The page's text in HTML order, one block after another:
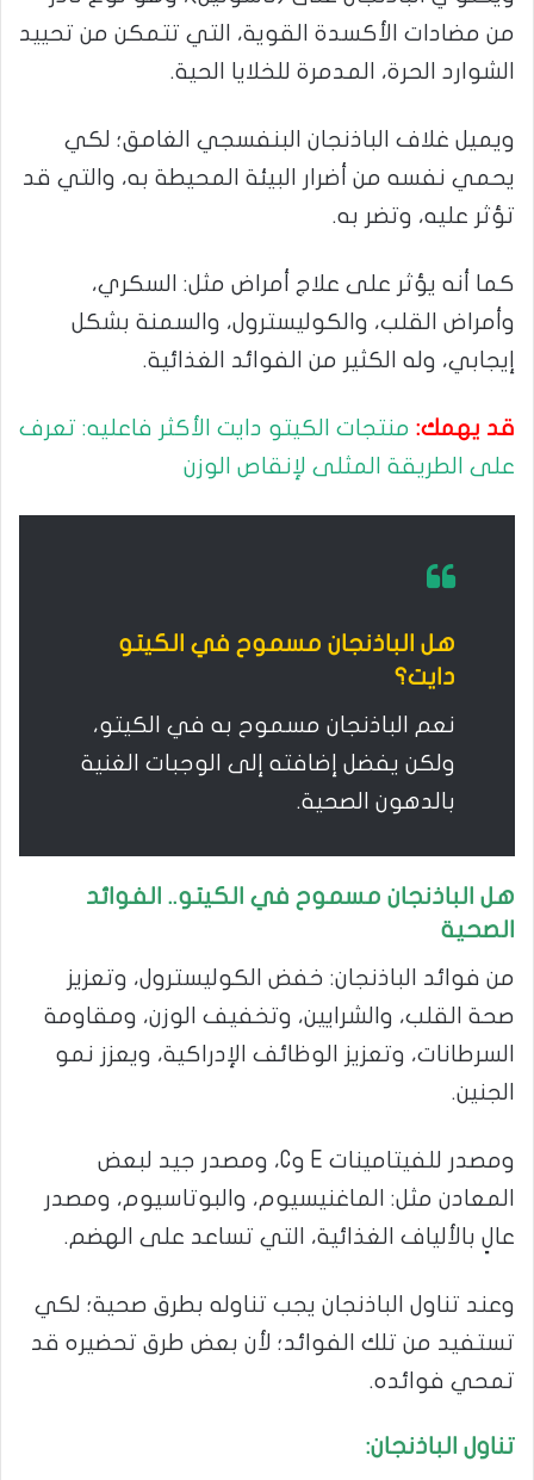
من مضادات الأكسدة القوية، التي تتمكن من تحييد
الشوارد الحرة، المدمرة للخلايا الحية.
ويميل غلاف الباذنجان البنفسجي الغامق؛ لكي
يحمي نفسه من أضرار البيئة المحيطة به، والتي قد
تؤثر عليه، وتضر به.
كما أنه يؤثر على علاج أمراض مثل: السكري،
وأمراض القلب، والكوليسترول، والسمنة بشكل
إيجابي، وله الكثير من الفوائد الغذائية.
قد يهمك: منتجات الكيتو دايت الأكثر فاعليه: تعرف
على الطريقة المثلى لإنقاص الوزن
هل الباذنجان مسموح في الكيتو
دايت؟
نعم الباذنجان مسموح به في الكيتو،
ولكن يفضل إضافته إلى الوجبات الغنية
بالدهون الصحية.
هل الباذنجان مسموح في الكيتو.. الفوائد
الصحية
من فوائد الباذنجان: خفض الكوليسترول، وتعزيز
صحة القلب، والشرايين، وتخفيف الوزن، ومقاومة
السرطانات، وتعزيز الوظائف الإدراكية، ويعزز نمو
الجنين.
ومصدر للفيتامينات E وC، ومصدر جيد لبعض
المعادن مثل: الماغنيسيوم، والبوتاسيوم، ومصدر
عالٍ بالألياف الغذائية، التي تساعد على الهضم.
وعند تناول الباذنجان يجب تناوله بطرق صحية؛ لكي
تستفيد من تلك الفوائد؛ لأن بعض طرق تحضيره قد
تمحي فوائده.
تناول الباذنجان: